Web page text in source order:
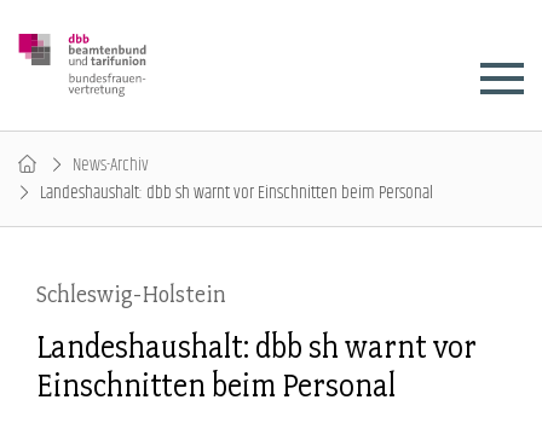
News-Archiv
Landeshaushalt: dbb sh warnt vor Einschnitten beim Personal
Schleswig-Holstein
Landeshaushalt: dbb sh warnt vor
Einschnitten beim Personal